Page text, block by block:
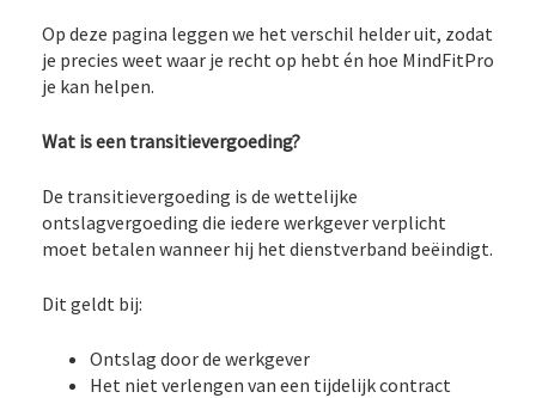
Op deze pagina leggen we het verschil helder uit, zodat
je precies weet waar je recht op hebt én hoe MindFitPro
je kan helpen.
Wat is een transitievergoeding?
De transitievergoeding is de wettelijke
ontslagvergoeding die iedere werkgever verplicht
moet betalen wanneer hij het dienstverband beëindigt.
Dit geldt bij:
Ontslag door de werkgever
Het niet verlengen van een tijdelijk contract